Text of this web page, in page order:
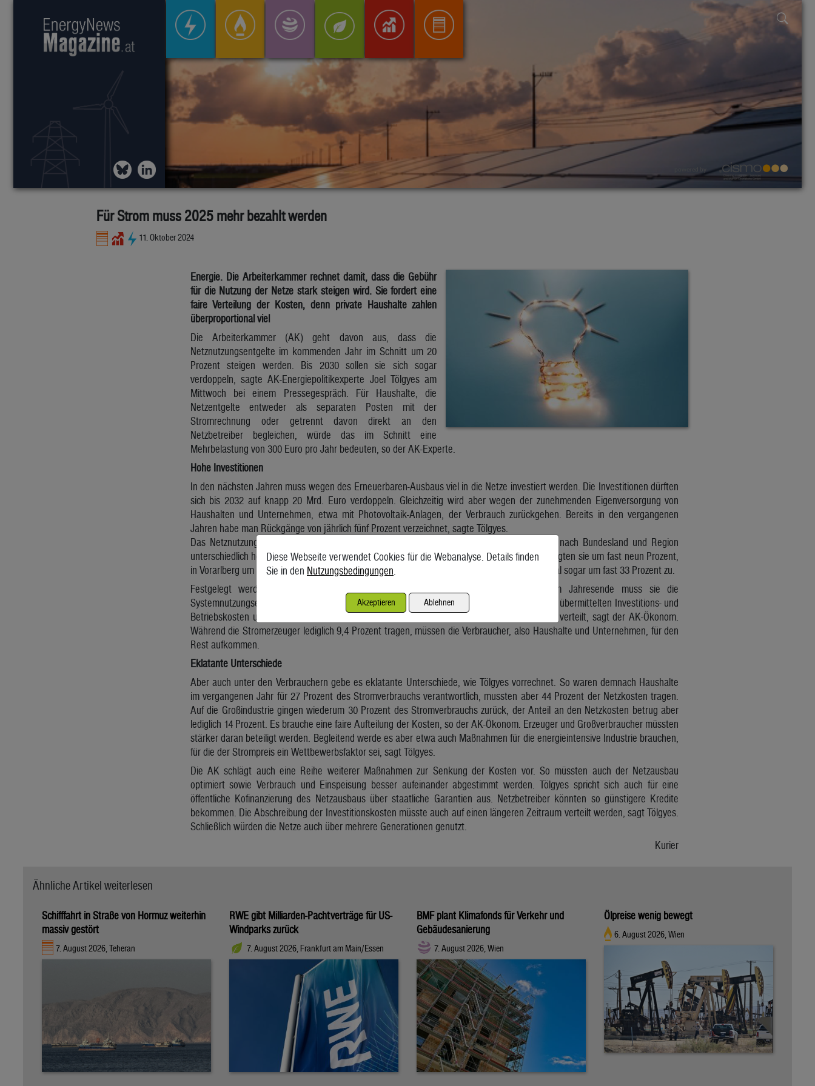
Für Strom muss 2025 mehr bezahlt werden
11. Oktober 2024
Energie. Die Arbeiterkammer rechnet damit, dass die Gebühr
für die Nutzung der Netze stark steigen wird. Sie fordert eine
faire Verteilung der Kosten, denn private Haushalte zahlen
überproportional viel
Die Arbeiterkammer (AK) geht davon aus, dass die
Netznutzungsentgelte im kommenden Jahr im Schnitt um 20
Prozent steigen werden. Bis 2030 sollen sie sich sogar
verdoppeln, sagte AK-Energiepolitikexperte Joel Tölgyes am
Mittwoch bei einem Pressegespräch. Für Haushalte, die
Netzentgelte entweder als separaten Posten mit der
Stromrechnung oder getrennt davon direkt an den
Netzbetreiber begleichen, würde das im Schnitt eine
Mehrbelastung von 300 Euro pro Jahr bedeuten, so der AK-Experte.
Hohe Investitionen
In den nächsten Jahren muss wegen des Erneuerbaren-Ausbaus viel in die Netze investiert werden. Die Investitionen dürften
sich bis 2032 auf knapp 20 Mrd. Euro verdoppeln. Gleichzeitig wird aber wegen der zunehmenden Eigenversorgung von
Haushalten und Unternehmen, etwa mit Photovoltaik-Anlagen, der Verbrauch zurückgehen. Bereits in den vergangenen
Jahren habe man Rückgänge von jährlich fünf Prozent verzeichnet, sagte Tölgyes.
Das Netznutzungsentgelt macht im Schnitt 25,5 Prozent des Strompreises aus und ist je nach Bundesland und Region
unterschiedlich hoch. 2024 waren die Entgelte im Schnitt um elf Prozent gestiegen. In Wien legten sie um fast neun Prozent,
in Vorarlberg um mehr als 20 Prozent, in Salzburg um mehr als 26 Prozent und im Kleinwalsertal sogar um fast 33 Prozent zu.
Festgelegt werden die Netzentgelte von der Regulierungsbehörde E-Control. Bis zum Jahresende muss sie die
Systemnutzungsentgelte-Verordnung vorlegen. Die E-Control prüft die von den Netzbetreibern übermittelten Investitions- und
Betriebskosten und legt sie auf die Netznutzer um. Die Kosten würden dabei aber ungleich verteilt, sagt der AK-Ökonom.
Während die Stromerzeuger lediglich 9,4 Prozent tragen, müssen die Verbraucher, also Haushalte und Unternehmen, für den
Rest aufkommen.
Eklatante Unterschiede
Aber auch unter den Verbrauchern gebe es eklatante Unterschiede, wie Tölgyes vorrechnet. So waren demnach Haushalte
im vergangenen Jahr für 27 Prozent des Stromverbrauchs verantwortlich, mussten aber 44 Prozent der Netzkosten tragen.
Auf die Großindustrie gingen wiederum 30 Prozent des Stromverbrauchs zurück, der Anteil an den Netzkosten betrug aber
lediglich 14 Prozent. Es brauche eine faire Aufteilung der Kosten, so der AK-Ökonom. Erzeuger und Großverbraucher müssten
stärker daran beteiligt werden. Begleitend werde es aber etwa auch Maßnahmen für die energieintensive Industrie brauchen,
für die der Strompreis ein Wettbewerbsfaktor sei, sagt Tölgyes.
Die AK schlägt auch eine Reihe weiterer Maßnahmen zur Senkung der Kosten vor. So müssten auch der Netzausbau
optimiert sowie Verbrauch und Einspeisung besser aufeinander abgestimmt werden. Tölgyes spricht sich auch für eine
öffentliche Kofinanzierung des Netzausbaus über staatliche Garantien aus. Netzbetreiber könnten so günstigere Kredite
bekommen. Die Abschreibung der Investitionskosten müsste auch auf einen längeren Zeitraum verteilt werden, sagt Tölgyes.
Schließlich würden die Netze auch über mehrere Generationen genutzt.
Kurier
Ähnliche Artikel weiterlesen
Schifffahrt in Straße von Hormuz weiterhin
massiv gestört
7. August 2026, Teheran
RWE gibt Milliarden-Pachtverträge für US-
Windparks zurück
7. August 2026, Frankfurt am Main/Essen
BMF plant Klimafonds für Verkehr und
Gebäudesanierung
7. August 2026, Wien
Ölpreise wenig bewegt
6. August 2026, Wien
Diese Webseite verwendet Cookies für die Webanalyse. Details finden
Sie in den Nutzungsbedingungen.
Akzeptieren Ablehnen